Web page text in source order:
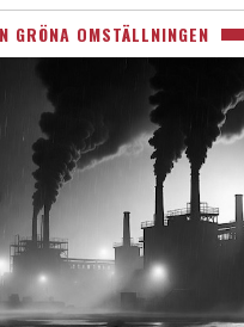
GRÖNA OMSTÄLLNINGEN